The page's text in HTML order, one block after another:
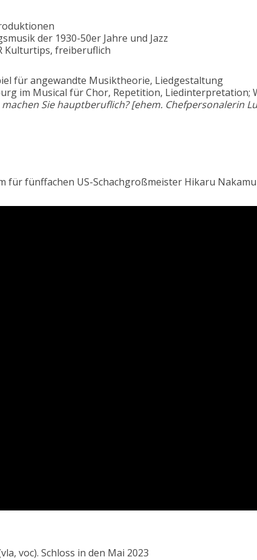
der 1930-50er Jahre und Jazz
Kulturtips, freiberuflich
für angewandte Musiktheorie, Liedgestaltung
im Musical für Chor, Repetition,
Sie hauptberuflich? [ehem. Chefpersonalerin
für fünffachen US-Schachgroßmeister Hikaru
voc). Schloss in den Mai 2023